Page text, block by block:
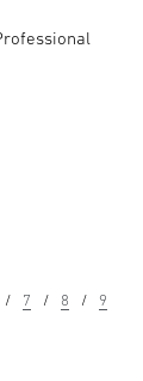
7 8 9